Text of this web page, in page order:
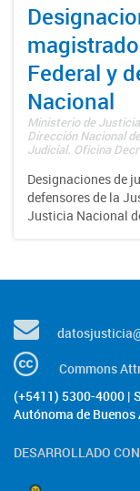
Federal y
Nacional
Ministerio de
Dirección Nacional
Judicial. Oficina
Designaciones de
defensores de la
Justicia Nacional
Commons
(+5411) 5300-4000 |
Autónoma de
DESARROLLADO CON